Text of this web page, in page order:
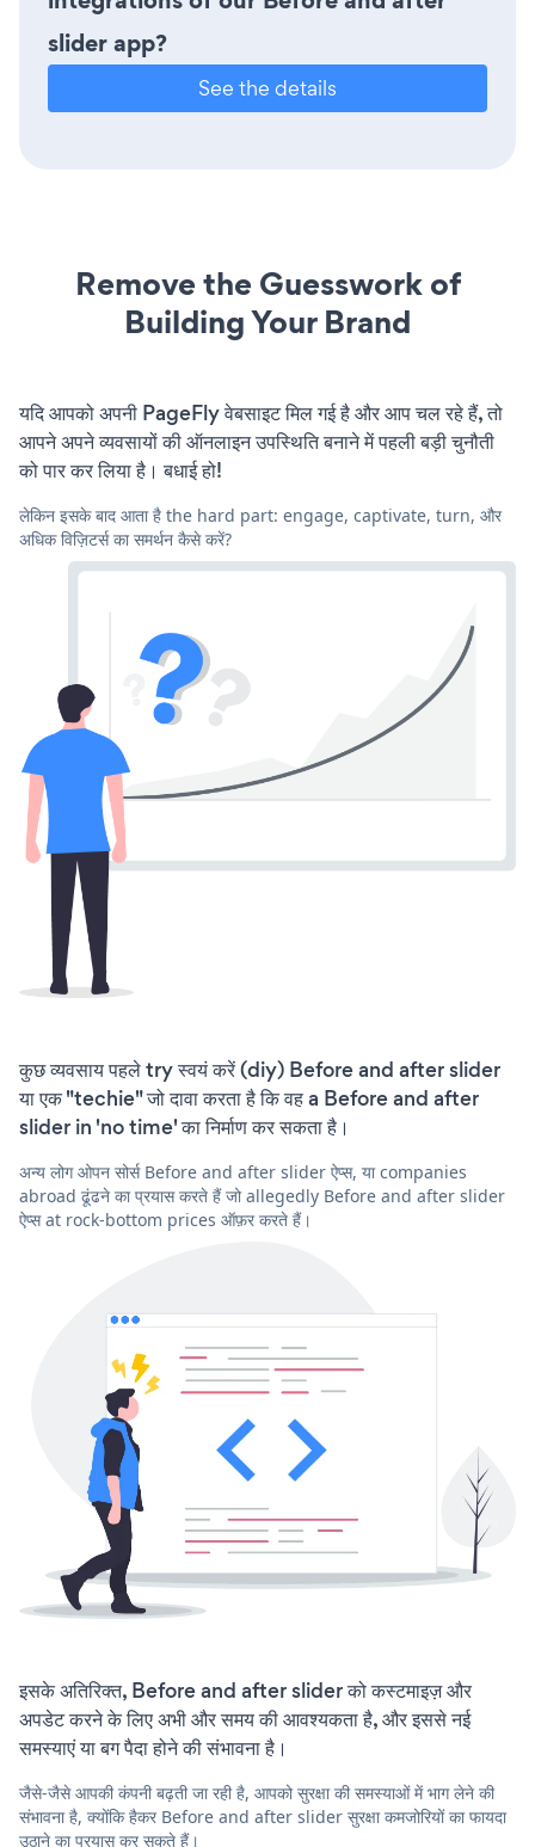
slider app?
See the details
Remove the Guesswork of
Building Your Brand
यदि आपको अपनी PageFly वेबसाइट मिल गई है और आप चल रहे हैं, तो
आपने अपने व्यवसायों की ऑनलाइन उपस्थिति बनाने में पहली बड़ी चुनौती
को पार कर लिया है। बधाई हो!
लेकिन इसके बाद आता है the hard part: engage, captivate, turn, और
अधिक विज़िटर्स का समर्थन कैसे करें?
कुछ व्यवसाय पहले try स्वयं करें (diy) Before and after slider
या एक "techie" जो दावा करता है कि वह a Before and after
slider in 'no time' का निर्माण कर सकता है।
अन्य लोग ओपन सोर्स Before and after slider ऐप्स, या companies
abroad ढूंढने का प्रयास करते हैं जो allegedly Before and after slider
ऐप्स at rock-bottom prices ऑफ़र करते हैं।
इसके अतिरिक्त, Before and after slider को कस्टमाइज़ और
अपडेट करने के लिए अभी और समय की आवश्यकता है, और इससे नई
समस्याएं या बग पैदा होने की संभावना है।
जैसे-जैसे आपकी कंपनी बढ़ती जा रही है, आपको सुरक्षा की समस्याओं में भाग लेने की
संभावना है, क्योंकि हैकर Before and after slider सुरक्षा कमजोरियों का फायदा
उठाने का प्रयास कर सकते हैं।